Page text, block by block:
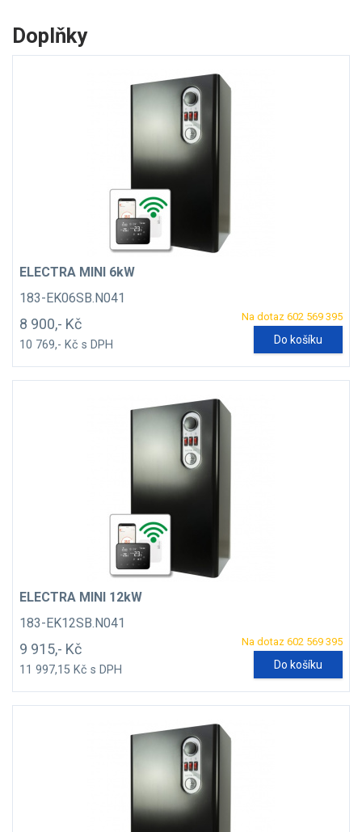
Doplňky
ELECTRA MINI 6kW
183-EK06SB.N041
Na dotaz 602 569 395
8 900,- Kč
10 769,- Kč s DPH Do košíku
ELECTRA MINI 12kW
183-EK12SB.N041
Na dotaz 602 569 395
9 915,- Kč
11 997,15 Kč s DPH Do košíku